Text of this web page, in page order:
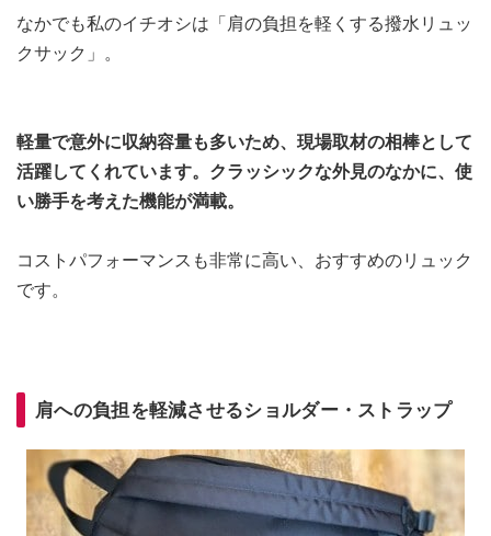
なかでも私のイチオシは「肩の負担を軽くする撥水リュッ
クサック」。
軽量で意外に収納容量も多いため、現場取材の相棒として
活躍してくれています。クラッシックな外見のなかに、使
い勝手を考えた機能が満載。
コストパフォーマンスも非常に高い、おすすめのリュック
です。
肩への負担を軽減させるショルダー・ストラップ